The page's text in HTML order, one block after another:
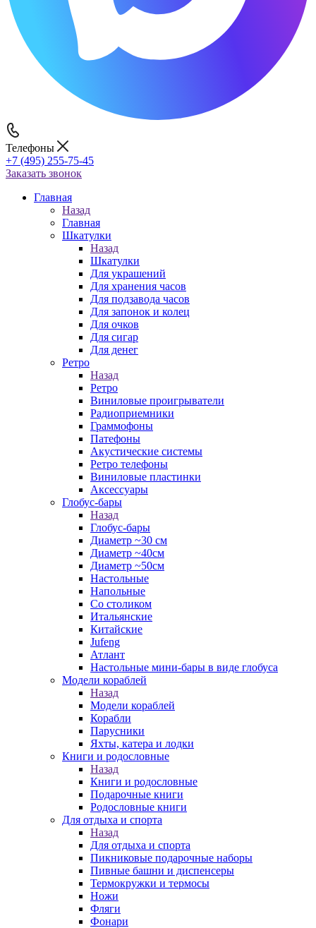
Телефоны
+7 (495) 255-75-45
Заказать звонок
Главная
Назад
Главная
Шкатулки
Назад
Шкатулки
Для украшений
Для хранения часов
Для подзавода часов
Для запонок и колец
Для очков
Для сигар
Для денег
Ретро
Назад
Ретро
Виниловые проигрыватели
Радиоприемники
Граммофоны
Патефоны
Акустические системы
Ретро телефоны
Виниловые пластинки
Аксессуары
Глобус-бары
Назад
Глобус-бары
Диаметр ~30 см
Диаметр ~40см
Диаметр ~50см
Настольные
Напольные
Со столиком
Итальянские
Китайские
Jufeng
Атлант
Настольные мини-бары в виде глобуса
Модели кораблей
Назад
Модели кораблей
Корабли
Парусники
Яхты, катера и лодки
Книги и родословные
Назад
Книги и родословные
Подарочные книги
Родословные книги
Для отдыха и спорта
Назад
Для отдыха и спорта
Пикниковые подарочные наборы
Пивные башни и диспенсеры
Термокружки и термосы
Ножи
Фляги
Фонари